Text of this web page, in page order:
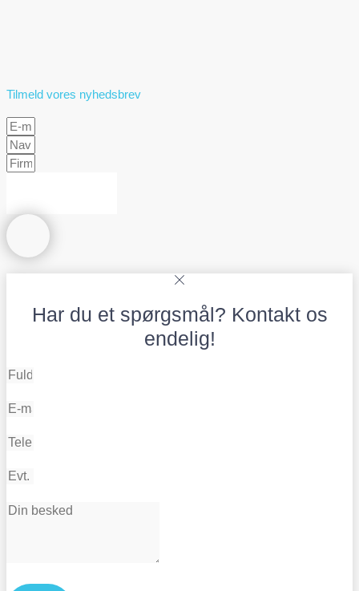
Tilmeld vores nyhedsbrev
Har du et spørgsmål? Kontakt os
endelig!